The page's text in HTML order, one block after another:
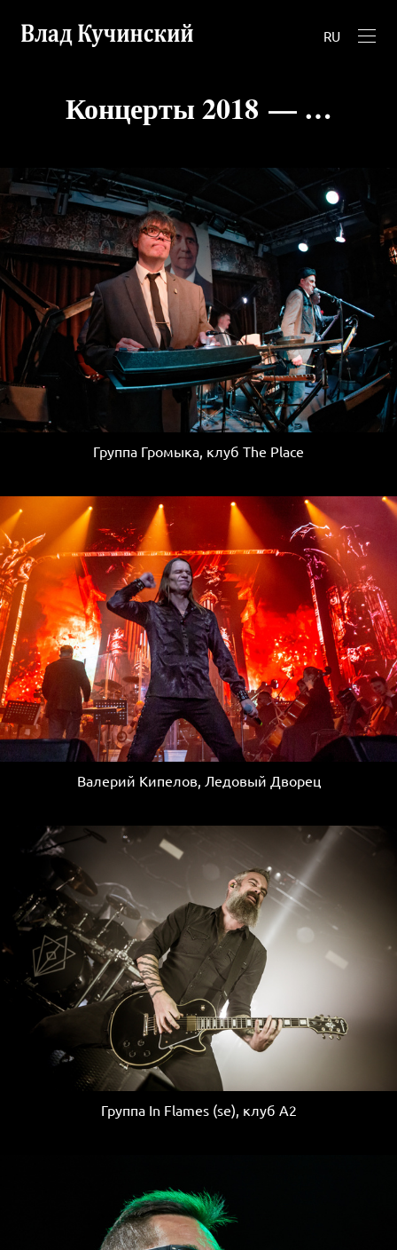
RU
Концерты 2018 — …
Группа Громыка, клуб The Place
Валерий Кипелов, Ледовый Дворец
Группа In Flames (se), клуб A2